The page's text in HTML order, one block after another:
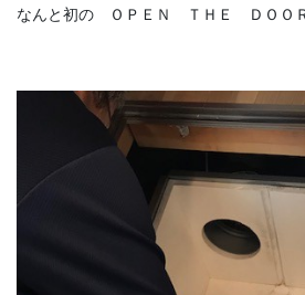
なんと初の ＯＰＥＮ ＴＨＥ ＤＯＯ